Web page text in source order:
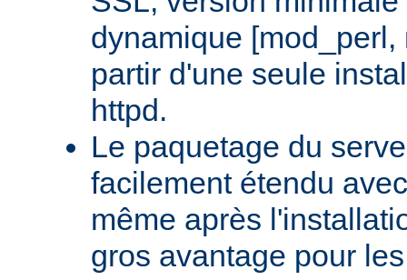
dynamique
partir d'une seule
httpd.
Le paquetage du
facilement étendu
même après
gros avantage pour